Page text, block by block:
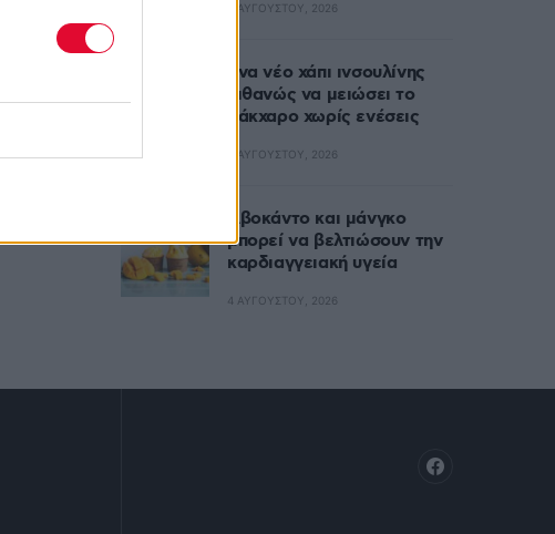
6 ΑΥΓΟΎΣΤΟΥ, 2026
Ένα νέο χάπι ινσουλίνης
πιθανώς να μειώσει το
σάκχαρο χωρίς ενέσεις
5 ΑΥΓΟΎΣΤΟΥ, 2026
Αβοκάντο και μάνγκο
μπορεί να βελτιώσουν την
καρδιαγγειακή υγεία
4 ΑΥΓΟΎΣΤΟΥ, 2026